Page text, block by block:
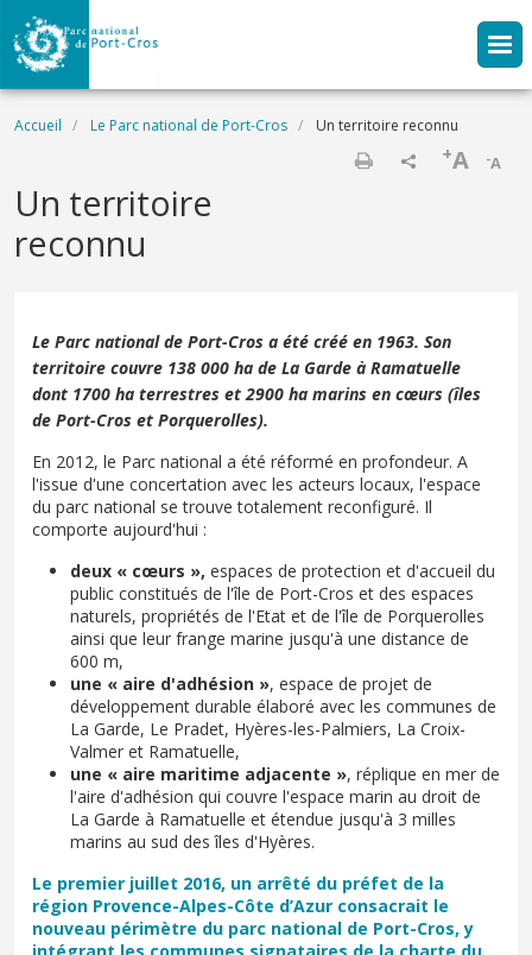
Aller au contenu principal
Fil d'Ariane
Accueil Le Parc national de Port-Cros Un territoire reconnu
-A
+A
Un territoire
reconnu
Le Parc national de Port-Cros a été créé en 1963. Son
territoire couvre 138 000 ha de La Garde à Ramatuelle
dont 1700 ha terrestres et 2900 ha marins en cœurs (îles
de Port-Cros et Porquerolles).
En 2012, le Parc national a été réformé en profondeur. A
l'issue d'une concertation avec les acteurs locaux, l'espace
du parc national se trouve totalement reconfiguré. Il
comporte aujourd'hui :
deux « cœurs », espaces de protection et d'accueil du
public constitués de l'île de Port-Cros et des espaces
naturels, propriétés de l'Etat et de l'île de Porquerolles
ainsi que leur frange marine jusqu'à une distance de
600 m,
une « aire d'adhésion », espace de projet de
développement durable élaboré avec les communes de
La Garde, Le Pradet, Hyères-les-Palmiers, La Croix-
Valmer et Ramatuelle,
une « aire maritime adjacente », réplique en mer de
l'aire d'adhésion qui couvre l'espace marin au droit de
La Garde à Ramatuelle et étendue jusqu'à 3 milles
marins au sud des îles d'Hyères.
Le premier juillet 2016, un arrêté du préfet de la
région Provence-Alpes-Côte d’Azur consacrait le
nouveau périmètre du parc national de Port-Cros, y